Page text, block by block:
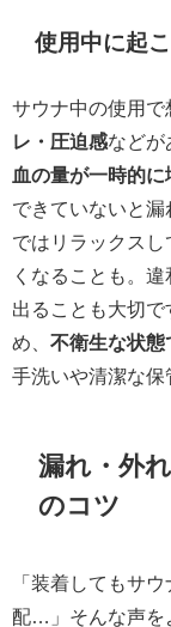
使用中に起
サウナ中の使用で
レ・圧迫感などが
血の量が一時的
できていないと
ではリラックス
くなることも。
出ることも大切
め、 不衛生な状態
手洗いや清潔な保
漏れ・外
のコツ
「装着してもサ
配…」そんな声を